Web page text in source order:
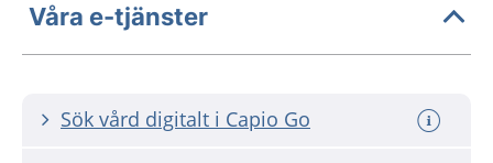
Våra e-tjänster
Sök vård digitalt i Capio Go